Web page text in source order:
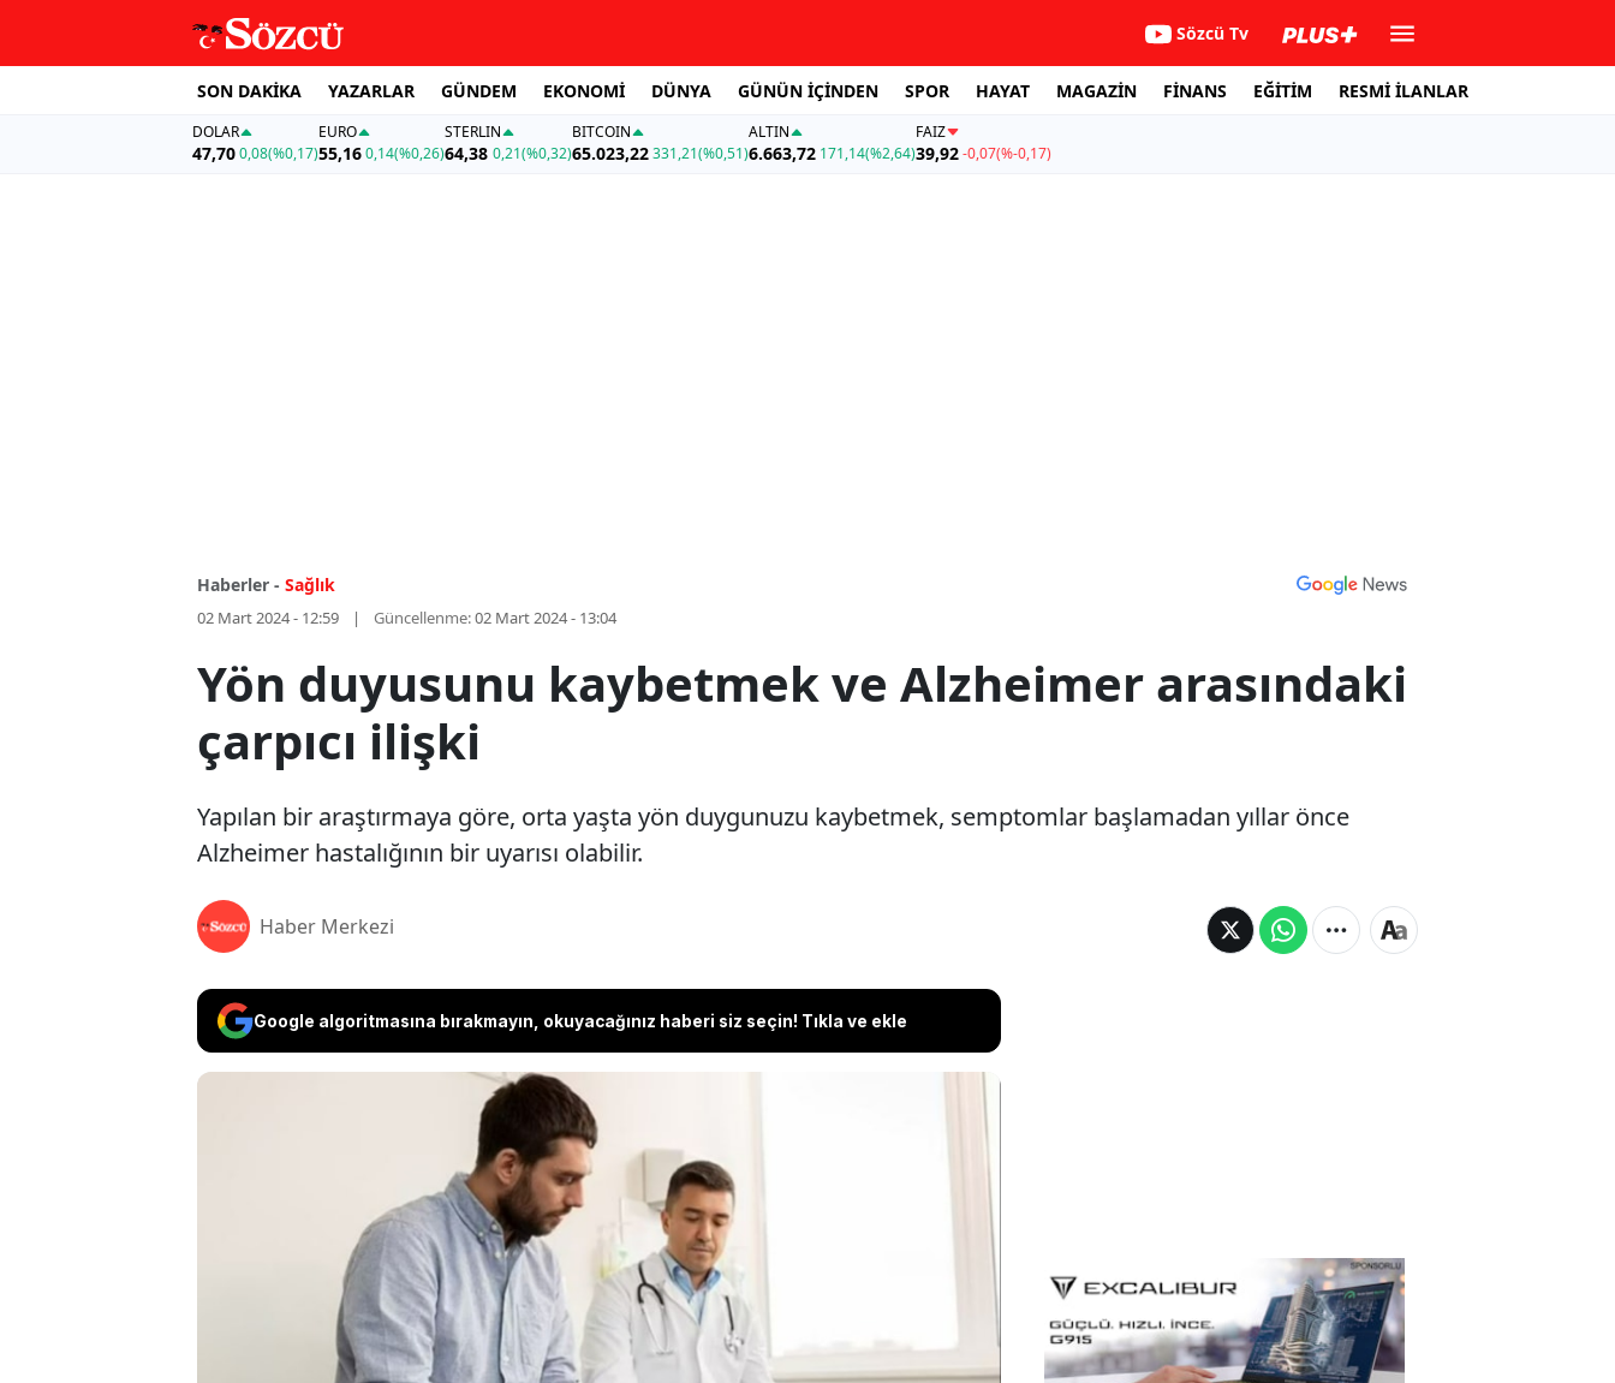
Sözcü Tv
SON DAKİKA YAZARLAR GÜNDEM EKONOMİ DÜNYA GÜNÜN İÇİNDEN SPOR HAYAT MAGAZİN FİNANS EĞİTİM RESMİ İLANLAR
DOLAR
47,700,08(%0,17)
EURO
55,16 0,14(%0,26)
STERLIN
64,38 0,21(%0,32)
BITCOIN
65.023,22331,21(%0,51)
ALTIN
6.663,72 171,14(%2,64)
FAİZ
39,92-0,07(%-0,17)
Haberler - Sağlık
02 Mart 2024 - 12:59 Güncellenme:02 Mart 2024 - 13:04
Yön duyusunu kaybetmek ve Alzheimer arasındaki
çarpıcı ilişki
Yapılan bir araştırmaya göre, orta yaşta yön duygunuzu kaybetmek, semptomlar başlamadan yıllar önce
Alzheimer hastalığının bir uyarısı olabilir.
Haber Merkezi
Google algoritmasına bırakmayın, okuyacağınız haberi siz seçin! Tıkla ve ekle
Yapılan bir araştırmaya göre, orta yaşta yön
duygunuzu kaybetmek, semptomlar başlamadan yıllar
önce Alzheimer hastalığının bir uyarısı olabilir.